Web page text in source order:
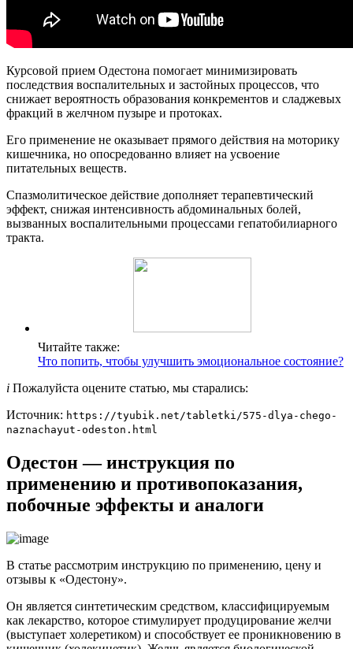
Курсовой прием Одестона помогает минимизировать
последствия воспалительных и застойных процессов, что
снижает вероятность образования конкрементов и сладжевых
фракций в желчном пузыре и протоках.
Его применение не оказывает прямого действия на моторику
кишечника, но опосредованно влияет на усвоение
питательных веществ.
Спазмолитическое действие дополняет терапевтический
эффект, снижая интенсивность абдоминальных болей,
вызванных воспалительными процессами гепатобилиарного
тракта.
Читайте также:
Что попить, чтобы улучшить эмоциональное состояние?
i Пожалуйста оцените статью, мы старались:
Источник: https://tyubik.net/tabletki/575-dlya-chego-
naznachayut-odeston.html
Одестон — инструкция по
применению и противопоказания,
побочные эффекты и аналоги
В статье рассмотрим инструкцию по применению, цену и
отзывы к «Одестону».
Он является синтетическим средством, классифицируемым
как лекарство, которое стимулирует продуцирование желчи
(выступает холеретиком) и способствует ее проникновению в